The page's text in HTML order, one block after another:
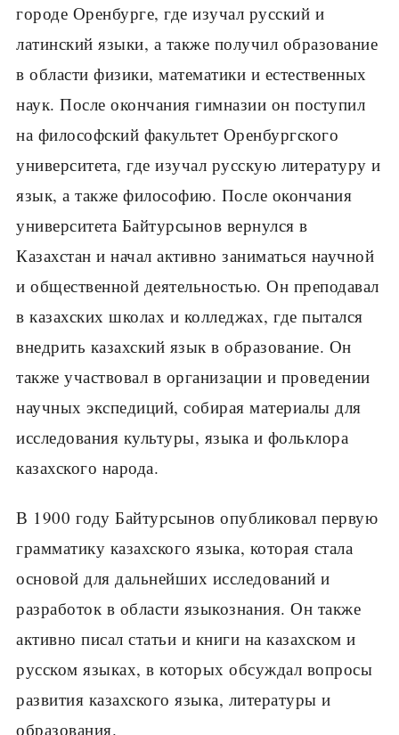
городе Оренбурге, где изучал русский и
латинский языки, а также получил образование
в области физики, математики и естественных
наук. После окончания гимназии он поступил
на философский факультет Оренбургского
университета, где изучал русскую литературу и
язык, а также философию. После окончания
университета Байтурсынов вернулся в
Казахстан и начал активно заниматься научной
и общественной деятельностью. Он преподавал
в казахских школах и колледжах, где пытался
внедрить казахский язык в образование. Он
также участвовал в организации и проведении
научных экспедиций, собирая материалы для
исследования культуры, языка и фольклора
казахского народа.
В 1900 году Байтурсынов опубликовал первую
грамматику казахского языка, которая стала
основой для дальнейших исследований и
разработок в области языкознания. Он также
активно писал статьи и книги на казахском и
русском языках, в которых обсуждал вопросы
развития казахского языка, литературы и
образования.